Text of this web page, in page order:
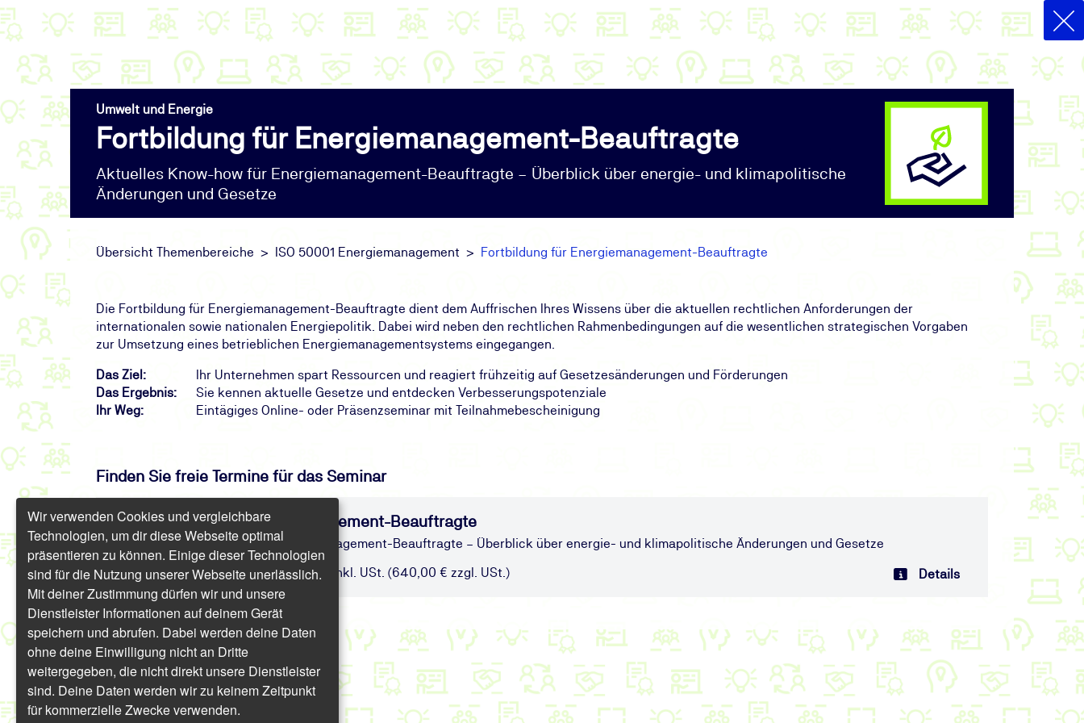
Umwelt und Energie
Fortbildung für Energiemanagement-Beauftragte
Aktuelles Know-how für Energiemanagement-Beauftragte – Überblick über energie- und klimapolitische
Änderungen und Gesetze
Übersicht Themenbereiche ISO 50001 Energiemanagement Fortbildung für Energiemanagement-Beauftragte
Die Fortbildung für Energiemanagement-Beauftragte dient dem Auffrischen Ihres Wissens über die aktuellen rechtlichen Anforderungen der
internationalen sowie nationalen Energiepolitik. Dabei wird neben den rechtlichen Rahmenbedingungen auf die wesentlichen strategischen Vorgaben
zur Umsetzung eines betrieblichen Energiemanagementsystems eingegangen.
Das Ziel:
Ihr Unternehmen spart Ressourcen und reagiert frühzeitig auf Gesetzesänderungen und Förderungen
Das Ergebnis:
Sie kennen aktuelle Gesetze und entdecken Verbesserungspotenziale
Ihr Weg:
Eintägiges Online- oder Präsenzseminar mit Teilnahmebescheinigung
Finden Sie freie Termine für das Seminar
Fortbildung für Energiemanagement-Beauftragte
Aktuelles Know-how für Energiemanagement-Beauftragte – Überblick über energie- und klimapolitische Änderungen und Gesetze
Präsenz/Online | 1 Tag | ab 761,60 € inkl. USt. (640,00 € zzgl. USt.) Details
Wir verwenden Cookies und vergleichbare
Technologien, um dir diese Webseite optimal
präsentieren zu können. Einige dieser Technologien
sind für die Nutzung unserer Webseite unerlässlich.
Mit deiner Zustimmung dürfen wir und unsere
Dienstleister Informationen auf deinem Gerät
speichern und abrufen. Dabei werden deine Daten
ohne deine Einwilligung nicht an Dritte
weitergegeben, die nicht direkt unsere Dienstleister
sind. Deine Daten werden wir zu keinem Zeitpunkt
für kommerzielle Zwecke verwenden.